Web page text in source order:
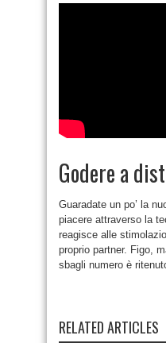
Godere a
Guaradate un po’ la
piacere attraverso la
reagisce alle
proprio partner. Figo,
sbagli numero è
RELATED ARTICLES